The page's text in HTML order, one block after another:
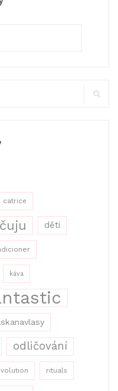
catrice
děti
káva
odličování
rituals